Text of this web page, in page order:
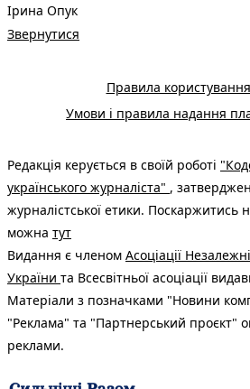
Ірина Опук
Звернутися
Правила
Умови і правила надання
Редакція керується в своїй роботі
українського журналіста" ,
журналістської етики. Поскаржитись
можна тут
Видання є членом Асоціації
України та Всесвітньої асоціації
Матеріали з позначками "Новини
"Реклама" та "Партнерський проєкт"
реклами.